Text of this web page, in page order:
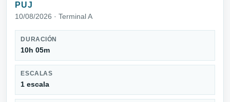
PUJ
10/08/2026 · Terminal A
DURACIÓN
10h 05m
ESCALAS
1 escala